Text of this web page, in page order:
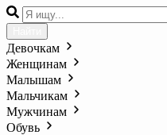
Девочкам
Женщинам
Малышам
Мальчикам
Мужчинам
Обувь